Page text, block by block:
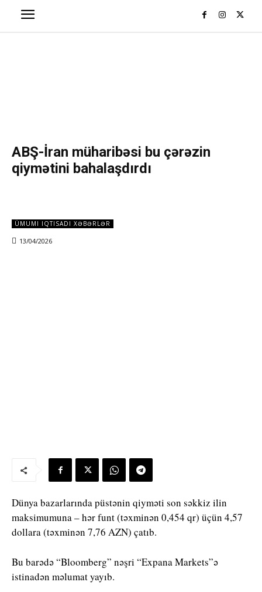
ABŞ-İran müharibəsi bu çərəzin
qiymətini bahalaşdırdı
ÜMUMI IQTISADI XƏBƏRLƏR
13/04/2026
Dünya bazarlarında püstənin qiyməti son səkkiz ilin
maksimumuna – hər funt (təxminən 0,454 qr) üçün 4,57
dollara (təxminən 7,76 AZN) çatıb.
Bu barədə “Bloomberg” nəşri “Expana Markets”ə
istinadən məlumat yayıb.